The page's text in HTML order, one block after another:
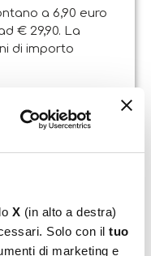
X (in alto a destra)
Solo con il tuo
di marketing e
a 6,90 euro
€ 29,90. La
di importo
Sabato e
di recesso entro e
lettera
alla sede legale